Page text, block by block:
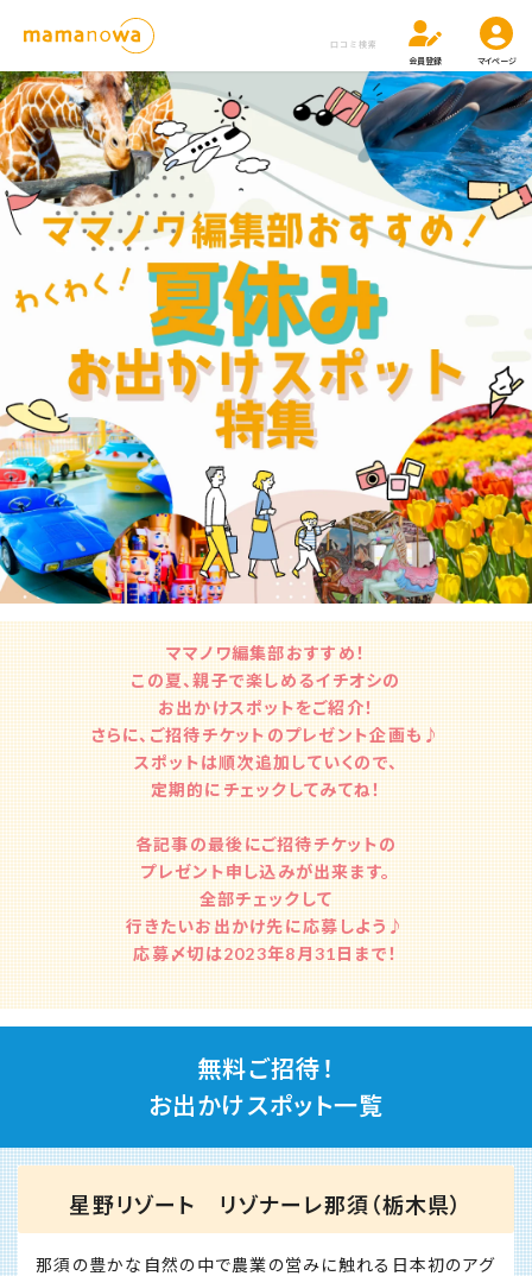
口コミ検索
会員登録
マイページ
ママノワ編集部おすすめ！
この夏、親子で楽しめるイチオシの
お出かけスポットをご紹介！
さらに、ご招待チケットのプレゼント企画も♪
スポットは順次追加していくので、
定期的にチェックしてみてね！
各記事の最後にご招待チケットの
プレゼント申し込みが出来ます。
全部チェックして
行きたいお出かけ先に応募しよう♪
応募〆切は2023年8月31日まで！
無料ご招待！
お出かけスポット一覧
星野リゾート リゾナーレ那須（栃木県）
那須の豊かな自然の中で農業の営みに触れる日本初のアグ